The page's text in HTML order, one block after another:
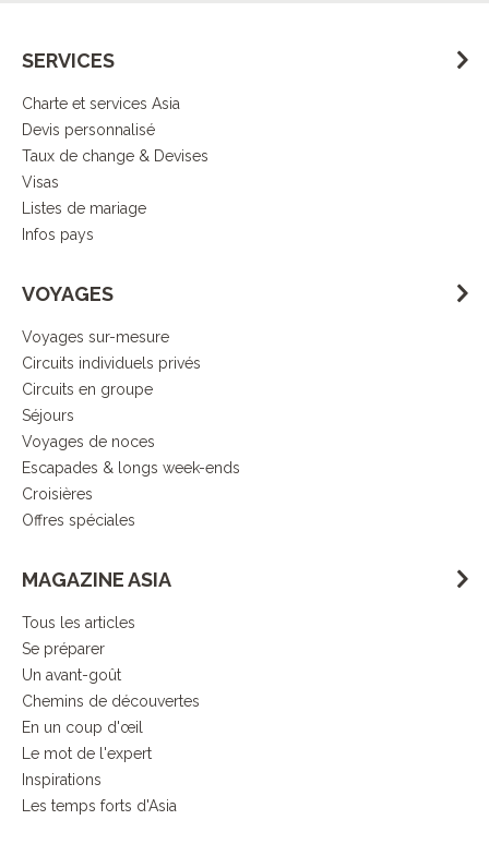
SERVICES
Charte et services Asia
Devis personnalisé
Taux de change & Devises
Visas
Listes de mariage
Infos pays
VOYAGES
Voyages sur-mesure
Circuits individuels privés
Circuits en groupe
Séjours
Voyages de noces
Escapades & longs week-ends
Croisières
Offres spéciales
MAGAZINE ASIA
Tous les articles
Se préparer
Un avant-goût
Chemins de découvertes
En un coup d'œil
Le mot de l'expert
Inspirations
Les temps forts d'Asia